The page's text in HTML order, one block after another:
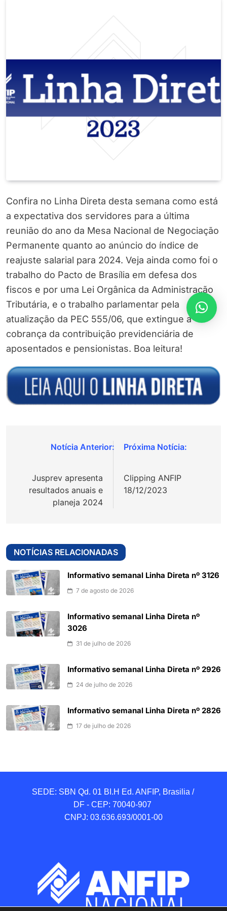
Confira no Linha Direta desta semana como está
a expectativa dos servidores para a última
reunião do ano da Mesa Nacional de Negociação
Permanente quanto ao anúncio do índice de
reajuste salarial para 2024. Veja ainda como foi o
trabalho do Pacto de Brasília em defesa dos
fiscos e por uma Lei Orgânica da Administração
Tributária, e o trabalho parlamentar pela
atualização da PEC 555/06, que extingue a
cobrança da contribuição previdenciária de
aposentados e pensionistas. Boa leitura!
Navegação
Post
Jusprev apresenta
resultados anuais e
planeja 2024
Clipping ANFIP
18/12/2023
NOTÍCIAS RELACIONADAS
Informativo semanal Linha Direta nº 3126
7 de agosto de 2026
Informativo semanal Linha Direta nº
3026
31 de julho de 2026
Informativo semanal Linha Direta nº 2926
24 de julho de 2026
Informativo semanal Linha Direta nº 2826
17 de julho de 2026
SEDE: SBN Qd. 01 BI.H Ed. ANFIP, Brasilia /
DF - CEP: 70040-907
CNPJ: 03.636.693/0001-00